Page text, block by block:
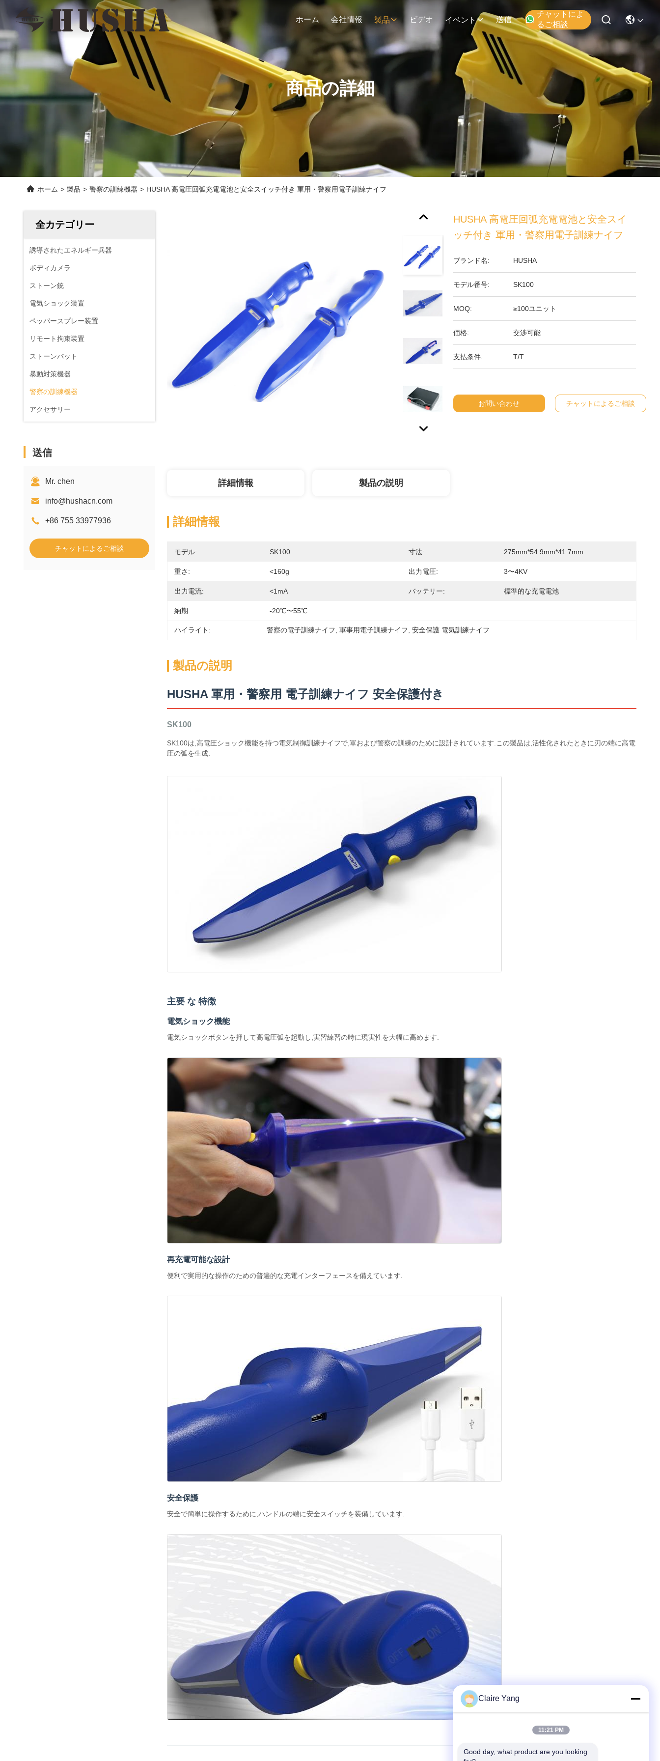
ホーム 会社情報 製品 ビデオ イベント 送信
チャットによ
るご相談
商品の詳細
ホーム > 製品 > 警察の訓練機器 > HUSHA 高電圧回弧充電電池と安全スイッチ付き 軍用・警察用電子訓練ナイフ
全カテゴリー
誘導されたエネルギー兵器
ボディカメラ
ストーン銃
電気ショック装置
ペッパースプレー装置
リモート拘束装置
ストーンバット
暴動対策機器
警察の訓練機器
アクセサリー
送信
Mr. chen
info@hushacn.com
+86 755 33977936
チャットによるご相談
HUSHA 高電圧回弧充電電池と安全スイ
ッチ付き 軍用・警察用電子訓練ナイフ
ブランド名: HUSHA
モデル番号: SK100
MOQ: ≥100ユニット
価格: 交渉可能
支払条件: T/T
お問い合わせ チャットによるご相談
詳細情報 製品の説明
詳細情報
モデル: SK100 寸法: 275mm*54.9mm*41.7mm
重さ: <160g 出力電圧: 3〜4KV
出力電流: <1mA バッテリー: 標準的な充電電池
納期: -20℃〜55℃
ハイライト: 警察の電子訓練ナイフ , 軍事用電子訓練ナイフ , 安全保護 電気訓練ナイフ
製品の説明
HUSHA 軍用・警察用 電子訓練ナイフ 安全保護付き
SK100
SK100は,高電圧ショック機能を持つ電気制御訓練ナイフで,軍および警察の訓練のために設計されています.この製品は,活性化されたときに刃の端に高電
圧の弧を生成.
主要 な 特徴
電気ショック機能
電気ショックボタンを押して高電圧弧を起動し,実習練習の時に現実性を大幅に高めます.
再充電可能な設計
便利で実用的な操作のための普遍的な充電インターフェースを備えています.
安全保護
安全で簡単に操作するために,ハンドルの端に安全スイッチを装備しています.
Claire Yang
11:21 PM
Good day, what product are you looking